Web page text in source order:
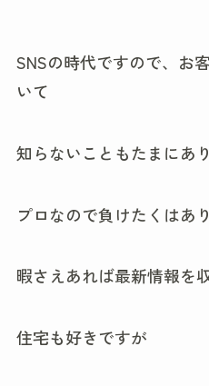
SNSの時代ですので、お
いて
知らないこともたまにあ
プロなので負けたくはあ
暇さえあれば最新情報を
住宅も好きですが